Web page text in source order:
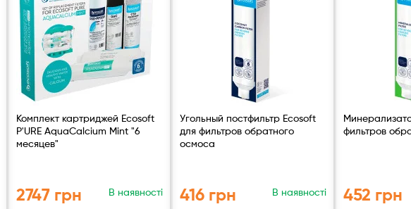
Комплект картриджей Ecosoft
P'URE AquaCalcium Mint "6
месяцев"
2747 грн В наявності
Угольный постфильтр Ecosoft
для фильтров обратного
осмоса
416 грн В наявності
фильтров
452 грн